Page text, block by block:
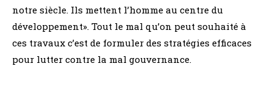
notre siècle. Ils mettent l’homme au centre du
développement». Tout le mal qu’on peut souhaité à
ces travaux c’est de formuler des stratégies efficaces
pour lutter contre la mal gouvernance.